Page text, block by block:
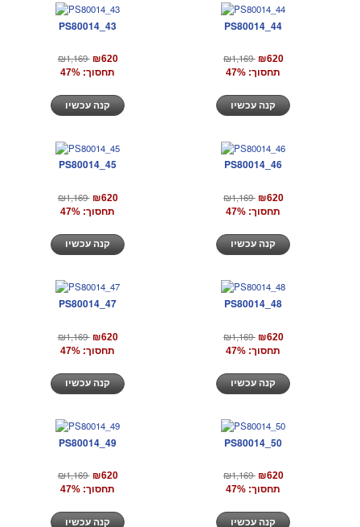
PS80014_43
₪1,169 ₪620
תחסוך: 47%
PS80014_44
₪1,169 ₪620
תחסוך: 47%
PS80014_45
₪1,169 ₪620
תחסוך: 47%
PS80014_46
₪1,169 ₪620
תחסוך: 47%
PS80014_47
₪1,169 ₪620
תחסוך: 47%
PS80014_48
₪1,169 ₪620
תחסוך: 47%
PS80014_49
₪1,169 ₪620
תחסוך: 47%
PS80014_50
₪1,169 ₪620
תחסוך: 47%